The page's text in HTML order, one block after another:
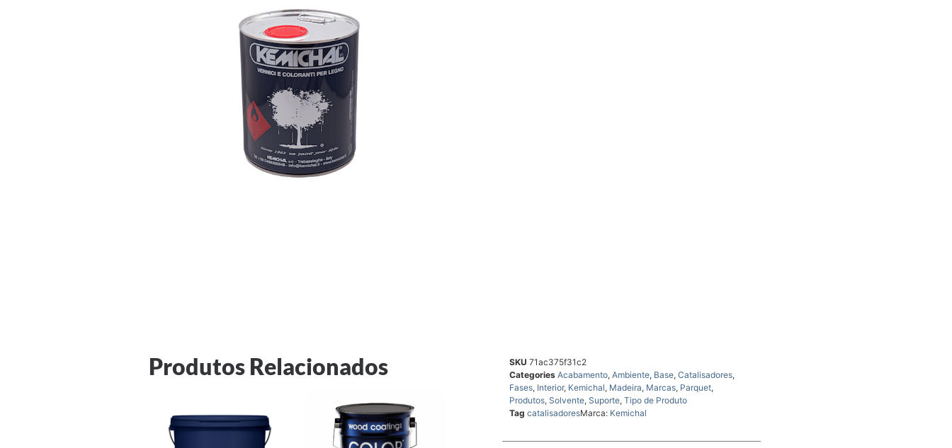
Produtos Relacionados SKU71ac375f31c2
Categories Acabamento,Ambiente, Base,Catalisadores,
Fases, Interior, Kemichal, Madeira, Marcas, Parquet,
Produtos,Solvente,Suporte,Tipo de Produto
Tag catalisadoresMarca: Kemichal